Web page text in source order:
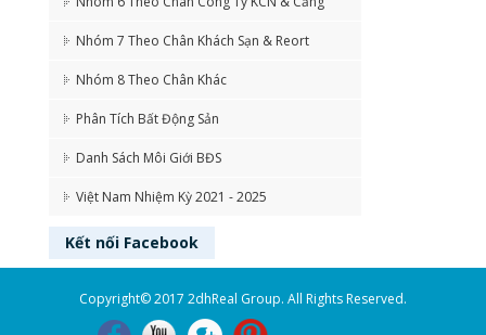
Nhóm 7 Theo Chân Khách Sạn & Reort
Nhóm 8 Theo Chân Khác
Phân Tích Bất Động Sản
Danh Sách Môi Giới BĐS
Việt Nam Nhiệm Kỳ 2021 - 2025
Kết nối Facebook
Copyright© 2017 2dhReal Group. All Rights Reserved.